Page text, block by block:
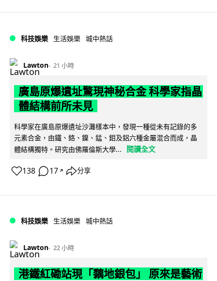
科技娛樂 生活娛樂 城中熱話
Lawton 21 小時
廣島原爆遺址驚現神秘合金 科學家指晶
體結構前所未見
科學家在廣島原爆遺址沙灘樣本中，發現一種從未有記錄的多
元素合金，由鐵、鉻、鎳、錳、鉬及鋁六種金屬混合而成，晶
體結構獨特。研究由佛羅倫斯大學...
閱讀全文
138 17 ↗ 分享
科技娛樂 生活娛樂 城中熱話
Lawton 22 小時
港鐵紅磡站現「黐地銀包」 原來是藝術